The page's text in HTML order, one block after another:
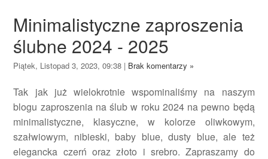
Minimalistyczne zaproszenia
ślubne 2024 - 2025
Piątek, Listopad 3, 2023, 09:38 | Brak komentarzy »
Tak jak już wielokrotnie wspominaliśmy na naszym
blogu zaproszenia na ślub w roku 2024 na pewno będą
minimalistyczne, klasyczne, w kolorze oliwkowym,
szałwiowym, nibieski, baby blue, dusty blue, ale też
elegancka czerń oraz złoto i srebro. Zapraszamy do